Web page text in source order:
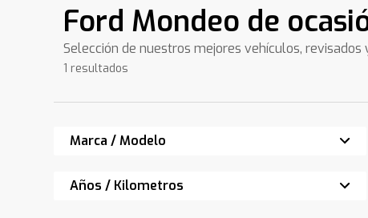
Ford Mondeo de
Selección de nuestros mejores vehículos, revisados
1 resultados
Marca / Modelo
Años / Kilometros